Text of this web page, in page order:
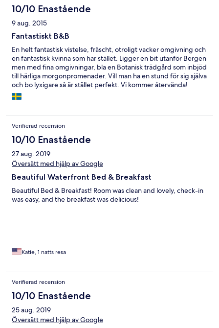
10/10 Enastående
9 aug. 2015
Fantastiskt B&B
En helt fantastisk vistelse, fräscht, otroligt vacker omgivning och
en fantastisk kvinna som har stället. Ligger en bit utanför Bergen
men med fina omgivningar, bla en Botanisk trädgård som inbjöd
till härliga morgonpromenader. Vill man ha en stund för sig själva
och bo lyxigare så är stället perfekt. Vi kommer återvända!
Verifierad recension
10/10 Enastående
27 aug. 2019
Översätt med hjälp av Google
Beautiful Waterfront Bed & Breakfast
Beautiful Bed & Breakfast! Room was clean and lovely, check-in
was easy, and the breakfast was delicious!
Katie, 1 natts resa
Verifierad recension
10/10 Enastående
25 aug. 2019
Översätt med hjälp av Google